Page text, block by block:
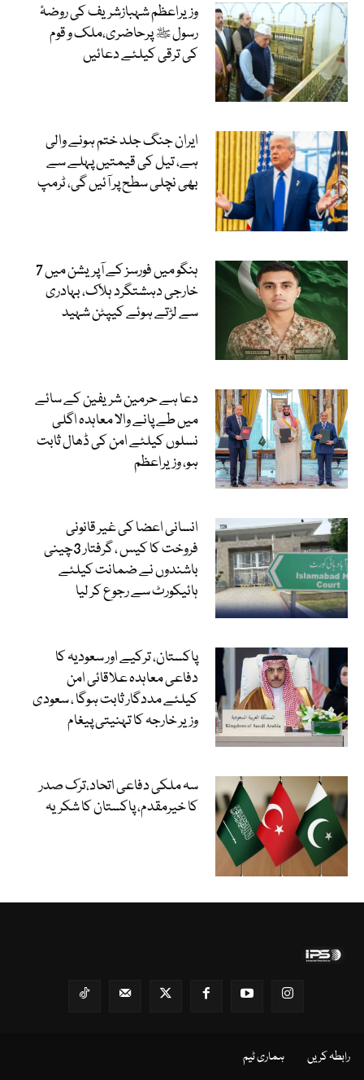
وزیراعظم شہبازشریف کی روضۂ
رسول ﷺ پرحاضری،ملک و قوم
کی ترقی کیلئے دعائیں
ایران جنگ جلد ختم ہونے والی
ہے، تیل کی قیمتیں پہلے سے
بھی نچلی سطح پر آئیں گی، ٹرمپ
ہنگو میں فورسز کے آپریشن میں 7
خارجی دہشتگرد ہلاک، بہادری
سے لڑتے ہوئے کیپٹن شہید
دعا ہے حرمین شریفین کے سائے
میں طے پانے والا معاہدہ اگلی
نسلوں کیلئے امن کی ڈھال ثابت
ہو، وزیراعظم
انسانی اعضا کی غیر قانونی
فروخت کا کیس ، گرفتار 3چینی
باشندوں نے ضمانت کیلئے
ہائیکورٹ سے رجوع کر لیا
پاکستان، ترکیے اور سعودیہ کا
دفاعی معاہدہ علاقائی امن
کیلئے مددگار ثابت ہوگا ، سعودی
وزیر خارجہ کا تہنیتی پیغام
سہ ملکی دفاعی اتحاد،ترک صدر
کا خیرمقدم، پاکستان کا شکریہ
رابطہ کریں ہماری ٹیم